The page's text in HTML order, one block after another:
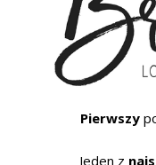
Pierwszy
Jeden z